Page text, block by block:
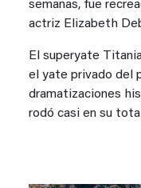
semanas, fue
actriz Elizabeth
El superyate
el yate privado del
dramatizaciones
rodó casi en su